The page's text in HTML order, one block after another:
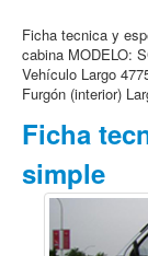
Ficha tecnica y
cabina MODELO:
Vehículo Largo
Furgón (interior)
Ficha
simple